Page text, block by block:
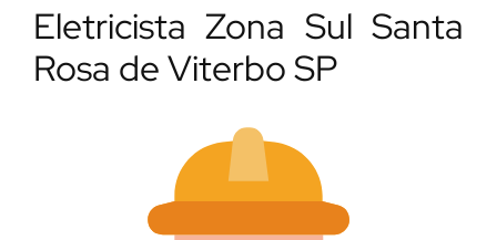
Eletricista Zona Sul Santa
Rosa de Viterbo SP